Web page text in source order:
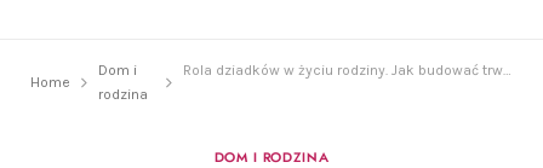
Home
Dom i
rodzina
Rola dziadków w życiu rodziny. Jak budować trwałe relacje międzypokoleniowe?
DOM I RODZINA